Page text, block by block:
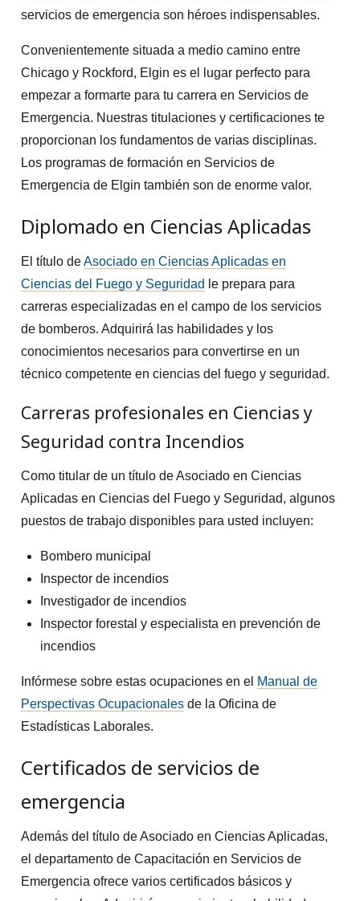
servicios de emergencia son héroes indispensables.
Convenientemente situada a medio camino entre
Chicago y Rockford, Elgin es el lugar perfecto para
empezar a formarte para tu carrera en Servicios de
Emergencia. Nuestras titulaciones y certificaciones te
proporcionan los fundamentos de varias disciplinas.
Los programas de formación en Servicios de
Emergencia de Elgin también son de enorme valor.
Diplomado en Ciencias Aplicadas
El título deAsociado en Ciencias Aplicadas en
Ciencias del Fuego y Seguridad le prepara para
carreras especializadas en el campo de los servicios
de bomberos. Adquirirá las habilidades y los
conocimientos necesarios para convertirse en un
técnico competente en ciencias del fuego y seguridad.
Carreras profesionales en Ciencias y
Seguridad contra Incendios
Como titular de un título de Asociado en Ciencias
Aplicadas en Ciencias del Fuego y Seguridad, algunos
puestos de trabajo disponibles para usted incluyen:
Bombero municipal
Inspector de incendios
Investigador de incendios
Inspector forestal y especialista en prevención de
incendios
Infórmese sobre estas ocupaciones en el Manual de
Perspectivas Ocupacionales de la Oficina de
Estadísticas Laborales.
Certificados de servicios de
emergencia
Además del título de Asociado en Ciencias Aplicadas,
el departamento de Capacitación en Servicios de
Emergencia ofrece varios certificados básicos y